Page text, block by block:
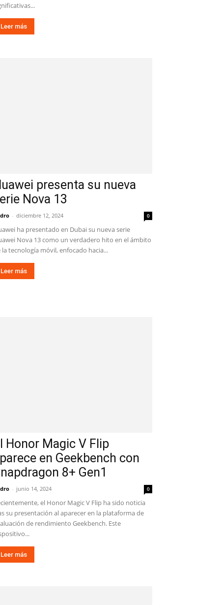
Leer más
presenta su nueva
Nova 13
- diciembre 12, 2024 0
ha presentado en Dubai su nueva serie
Nova 13 como un verdadero hito en el ámbito
la tecnología móvil, enfocado hacia...
Leer más
Honor Magic V Flip
en Geekbench con
8+ Gen1
- junio 14, 2024 0
el Honor Magic V Flip ha sido noticia
su presentación al aparecer en la plataforma de
de rendimiento Geekbench. Este
Leer más